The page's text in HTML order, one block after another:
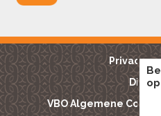
Privacy
VBO Algemene
op